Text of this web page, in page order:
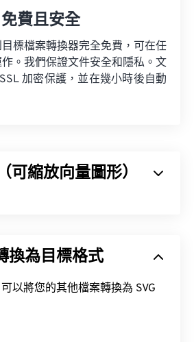
免費且安全
標檔案轉換器完全免費，可在任
。我們保證文件安全和隱私。文
加密保護，並在幾小時後自動
可縮放向量圖形）
動畫。顧名思義，使用 SVG 檔
像品質。此外，SVG 的獨特之
式。
換為目標格式
將您的其他檔案轉換為 SVG